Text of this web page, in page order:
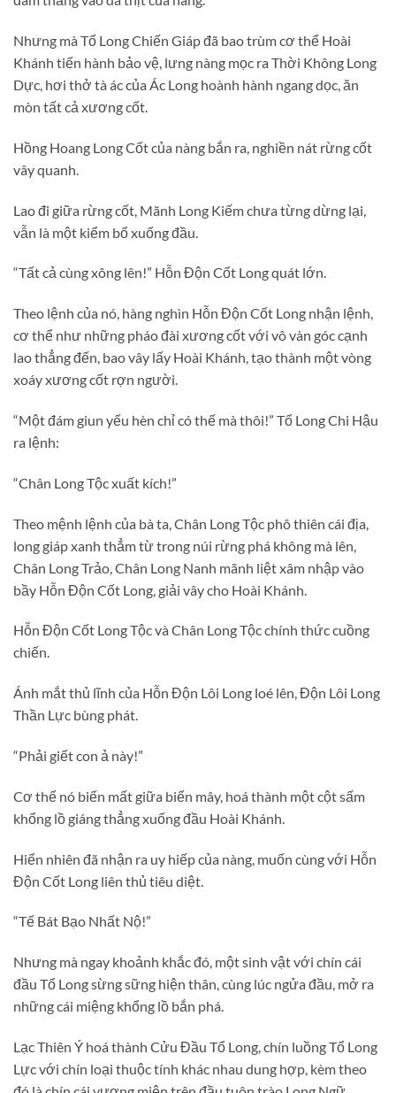
Nhưng mà Tổ Long Chiến Giáp đã bao trùm cơ thể Hoài
Khánh tiến hành bảo vệ, lưng nàng mọc ra Thời Không Long
Dực, hơi thở tà ác của Ác Long hoành hành ngang dọc, ăn
mòn tất cả xương cốt.
Hồng Hoang Long Cốt của nàng bắn ra, nghiền nát rừng cốt
vây quanh.
Lao đi giữa rừng cốt, Mãnh Long Kiếm chưa từng dừng lại,
vẫn là một kiểm bổ xuống đầu.
“Tất cả cùng xông lên!” Hỗn Độn Cốt Long quát lớn.
Theo lệnh của nó, hàng nghìn Hỗn Độn Cốt Long nhận lệnh,
cơ thể như những pháo đài xương cốt với vô vàn góc cạnh
lao thẳng đến, bao vây lấy Hoài Khánh, tạo thành một vòng
xoáy xương cốt rợn người.
“Một đám giun yếu hèn chỉ có thế mà thôi!” Tổ Long Chi Hậu
ra lệnh:
“Chân Long Tộc xuất kích!”
Theo mệnh lệnh của bà ta, Chân Long Tộc phô thiên cái địa,
long giáp xanh thẳm từ trong núi rừng phá không mà lên,
Chân Long Trảo, Chân Long Nanh mãnh liệt xâm nhập vào
bầy Hỗn Độn Cốt Long, giải vây cho Hoài Khánh.
Hỗn Độn Cốt Long Tộc và Chân Long Tộc chính thức cuồng
chiến.
Ánh mắt thủ lĩnh của Hỗn Độn Lôi Long loé lên, Độn Lôi Long
Thần Lực bùng phát.
“Phải giết con ả này!”
Cơ thể nó biến mất giữa biển mây, hoá thành một cột sấm
khổng lồ giáng thẳng xuống đầu Hoài Khánh.
Hiển nhiên đã nhận ra uy hiếp của nàng, muốn cùng với Hỗn
Độn Cốt Long liên thủ tiêu diệt.
“Tế Bát Bạo Nhất Nộ!”
Nhưng mà ngay khoảnh khắc đó, một sinh vật với chín cái
đầu Tổ Long sừng sững hiện thân, cùng lúc ngửa đầu, mở ra
những cái miệng khổng lồ bắn phá.
Lạc Thiên Ý hoá thành Cửu Đầu Tổ Long, chín luồng Tổ Long
Lực với chín loại thuộc tính khác nhau dung hợp, kèm theo